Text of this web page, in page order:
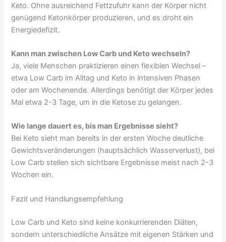
Keto. Ohne ausreichend Fettzufuhr kann der Körper nicht
genügend Ketonkörper produzieren, und es droht ein
Energiedefizit.
Kann man zwischen Low Carb und Keto wechseln?
Ja, viele Menschen praktizieren einen flexiblen Wechsel –
etwa Low Carb im Alltag und Keto in intensiven Phasen
oder am Wochenende. Allerdings benötigt der Körper jedes
Mal etwa 2-3 Tage, um in die Ketose zu gelangen.
Wie lange dauert es, bis man Ergebnisse sieht?
Bei Keto sieht man bereits in der ersten Woche deutliche
Gewichtsveränderungen (hauptsächlich Wasserverlust), bei
Low Carb stellen sich sichtbare Ergebnisse meist nach 2-3
Wochen ein.
Fazit und Handlungsempfehlung
Low Carb und Keto sind keine konkurrierenden Diäten,
sondern unterschiedliche Ansätze mit eigenen Stärken und